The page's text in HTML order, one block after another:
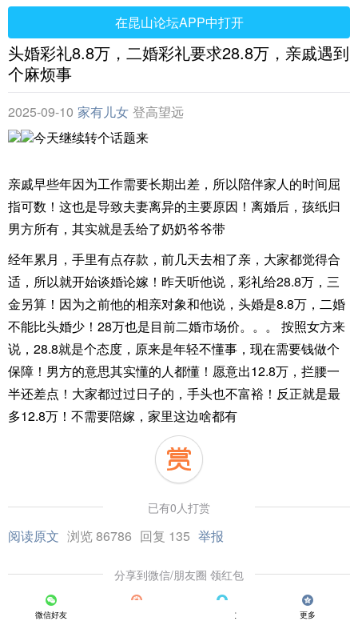
在昆山论坛APP中打开
头婚彩礼8.8万，二婚彩礼要求28.8万，亲戚遇到
个麻烦事
2025-09-10 家有儿女 登高望远
今天继续转个话题来
亲戚早些年因为工作需要长期出差，所以陪伴家人的时间屈
指可数！这也是导致夫妻离异的主要原因！离婚后，孩纸归
男方所有，其实就是丢给了奶奶爷爷带
经年累月，手里有点存款，前几天去相了亲，大家都觉得合
适，所以就开始谈婚论嫁！昨天听他说，彩礼给28.8万，三
金另算！因为之前他的相亲对象和他说，头婚是8.8万，二婚
不能比头婚少！28万也是目前二婚市场价。。。 按照女方来
说，28.8就是个态度，原来是年轻不懂事，现在需要钱做个
保障！男方的意思其实懂的人都懂！愿意出12.8万，拦腰一
半还差点！大家都过过日子的，手头也不富裕！反正就是最
多12.8万！不需要陪嫁，家里这边啥都有
已有0人打赏
阅读原文 浏览 86786 回复 135 举报
分享到微信/朋友圈 领红包
微信好友 QQ好友 更多